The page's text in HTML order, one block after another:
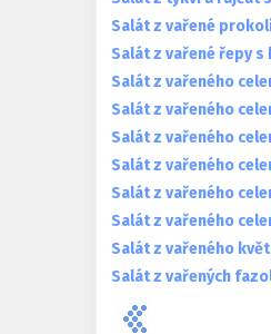
Salát z vařené
Salát z vařené řepy s
Salát z vařeného
Salát z vařeného
Salát z vařeného
Salát z vařeného
Salát z vařeného
Salát z vařeného
Salát z vařeného
Salát z vařených